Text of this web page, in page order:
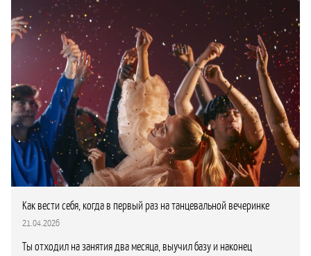
Как вести себя, когда в первый раз на танцевальной вечеринке
21.04.2026
Ты отходил на занятия два месяца, выучил базу и наконец